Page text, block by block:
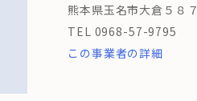
熊本県玉名市大倉５８７
0968-57-9795
この事業者の詳細